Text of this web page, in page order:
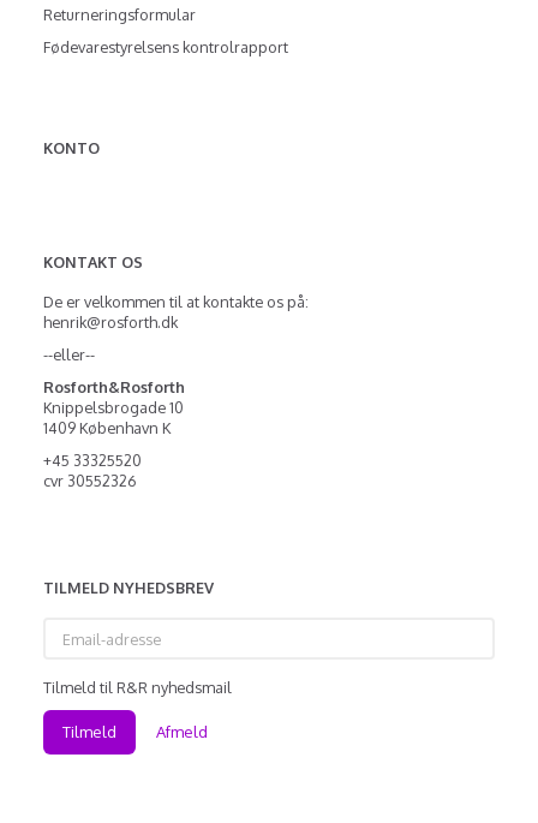
Returneringsformular
Fødevarestyrelsens kontrolrapport
KONTO
KONTAKT OS
De er velkommen til at kontakte os på:
henrik@rosforth.dk
--eller--
Rosforth&Rosforth
Knippelsbrogade 10
1409 København K
+45 33325520
cvr 30552326
TILMELD NYHEDSBREV
adresse
Tilmeld til R&R nyhedsmail
Tilmeld Afmeld